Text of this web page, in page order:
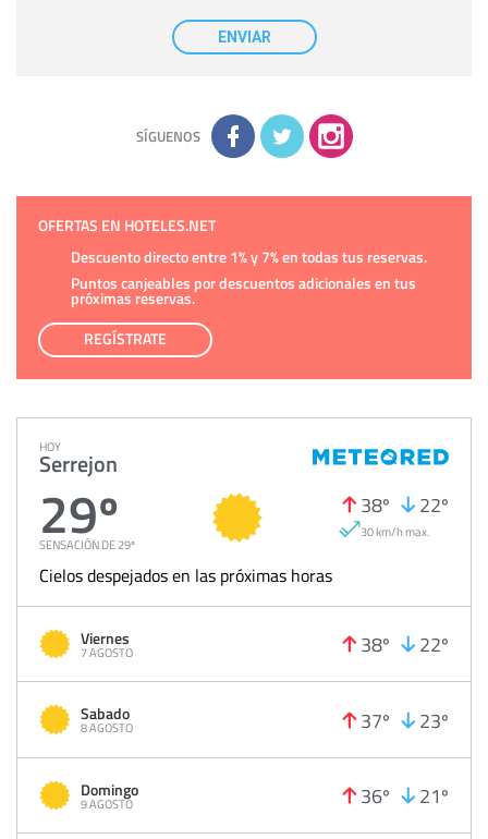
con carácter general, sólo el personal de
nuestra entidad que esté debidamente autorizado podrá
tener conocimiento de la información que le pedimos. No se
comunicarán datos a terceros.
adicional y detallada sobre cómo tratamos sus datos en la
política de privacidad
ENVIAR
SÍGUENOS
OFERTAS EN HOTELES.NET
Descuento directo entre 1% y 7% en todas tus reservas.
Puntos canjeables por descuentos adicionales en tus
próximas reservas.
REGÍSTRATE
HOY
Serrejon
29º
SENSACIÓN DE 29º
38º 22º
30 km/h max.
Cielos despejados en las próximas horas
Viernes
7 AGOSTO 38º 22º
Sabado
8 AGOSTO 37º 23º
Domingo
9 AGOSTO 36º 21º